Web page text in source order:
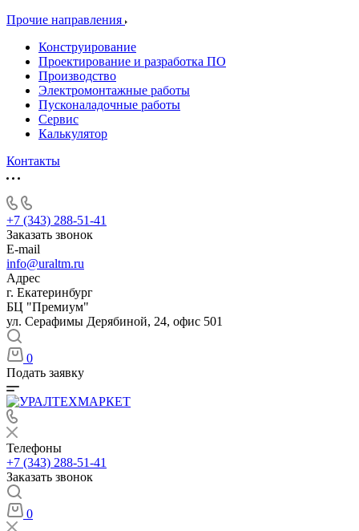
Прочие направления
Конструирование
Проектирование и разработка ПО
Производство
Электромонтажные работы
Пусконаладочные работы
Сервис
Калькулятор
Контакты
+7 (343) 288-51-41
Заказать звонок
E-mail
info@uraltm.ru
Адрес
г. Екатеринбург
БЦ "Премиум"
ул. Серафимы Дерябиной, 24, офис 501
0
Подать заявку
Телефоны
+7 (343) 288-51-41
Заказать звонок
0